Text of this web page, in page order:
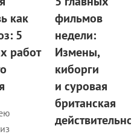
как
5
работ
фильмов
недели:
Измены,
киборги
и суровая
британская